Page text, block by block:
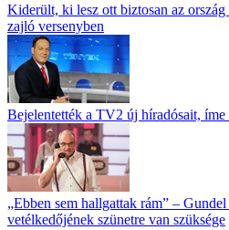
Kiderült, ki lesz ott biztosan az
zajló versenyben
Bejelentették a TV2 új híradósait, íme
„Ebben sem hallgattak rám” –
vetélkedőjének szünetre van szüksége